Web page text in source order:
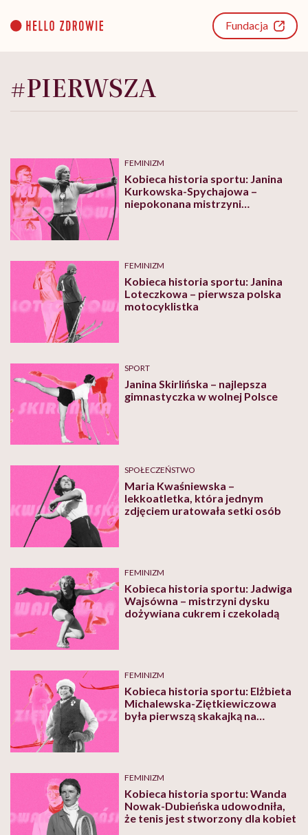
content
Fundacja
#PIERWSZA
FEMINIZM
Kobieca historia sportu: Janina
Kurkowska-Spychajowa –
niepokonana mistrzyni
FEMINIZM
Kobieca historia sportu: Janina
Loteczkowa – pierwsza polska
motocyklistka
SPORT
Janina Skirlińska – najlepsza
gimnastyczka w wolnej Polsce
SPOŁECZEŃSTWO
Maria Kwaśniewska –
lekkoatletka, która jednym
zdjęciem uratowała setki osób
FEMINIZM
Kobieca historia sportu: Jadwiga
Wajsówna – mistrzyni dysku
dożywiana cukrem i czekoladą
FEMINIZM
Kobieca historia sportu: Elżbieta
Michalewska-Ziętkiewiczowa
była pierwszą skakajką na
FEMINIZM
Kobieca historia sportu: Wanda
Nowak-Dubieńska udowodniła,
że tenis jest stworzony dla kobiet